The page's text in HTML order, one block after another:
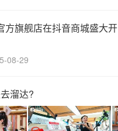
方旗舰店在抖音商城盛大开
08-29
溜达?